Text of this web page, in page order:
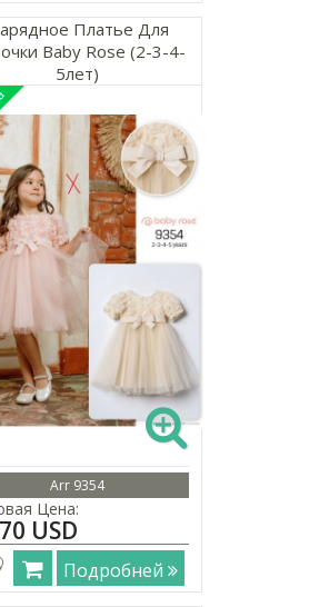
Платье Для
Baby Rose (2-3-4-
5лет)
Arr 9354
Цена:
USD
Подробней